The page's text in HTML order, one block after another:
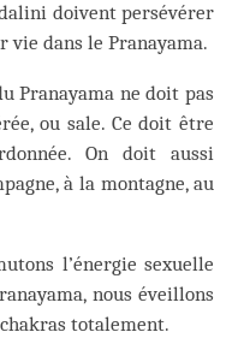
doivent persévérer
dans le Pranayama.
Pranayama ne doit pas
ou sale. Ce doit être
On doit aussi
à la montagne, au
l’énergie sexuelle
nous éveillons
totalement.